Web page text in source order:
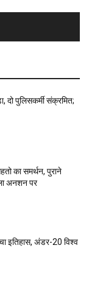
दो पुलिसकर्मी संक्रमित;
का समर्थन, पुराने
अनशन पर
इतिहास, अंडर-20 विश्व